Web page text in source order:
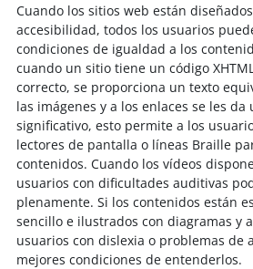
Cuando los sitios web están
accesibilidad, todos los usuarios
condiciones de igualdad a los
cuando un sitio tiene un código
correcto, se proporciona un texto
las imágenes y a los enlaces se les
significativo, esto permite a los
lectores de pantalla o líneas Braille
contenidos. Cuando los vídeos
usuarios con dificultades auditivas
plenamente. Si los contenidos están
sencillo e ilustrados con diagramas y
usuarios con dislexia o problemas de
mejores condiciones de entenderlos.